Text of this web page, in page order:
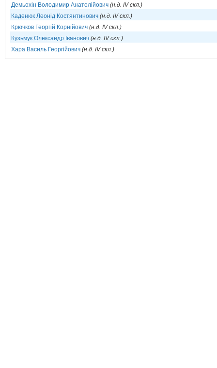
Демьохін Володимир Анатолійович (н.д. IV скл.)
Каденюк Леонід Костянтинович (н.д. IV скл.)
Крючков Георгій Корнійович (н.д. IV скл.)
Кузьмук Олександр Іванович (н.д. IV скл.)
Хара Василь Георгійович (н.д. IV скл.)